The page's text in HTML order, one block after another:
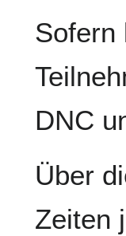
Sofern
DNC
Über
Zeiten